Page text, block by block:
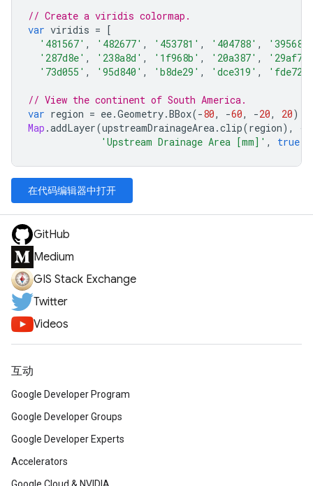
// Create a viridis colormap.
var viridis = [
'481567' , '482677' , '453781' , '404788' ,
'287d8e' , '238a8d' , '1f968b' , '20a387' ,
'73d055' , '95d840' , 'b8de29' , 'dce319' ,
// View the continent of South America.
var region = ee.Geometry.BBox(-80, -60, -20, 20);
Map .addLayer(upstreamDrainageArea.clip(region), {
'Upstream Drainage Area [mm]' , true
在代码编辑器中打开
GitHub
Medium
GIS Stack Exchange
Twitter
Videos
互动
Google Developer Program
Google Developer Groups
Google Developer Experts
Accelerators